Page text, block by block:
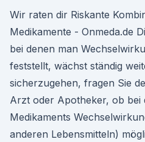
Wir raten dir Riskante
Medikamente - Onmeda.de
bei denen man
feststellt, wächst ständig
sicherzugehen, fragen Sie
Arzt oder Apotheker, ob bei
Medikaments
anderen Lebensmitteln)